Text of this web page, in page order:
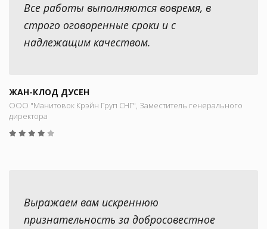
Все работы выполняются вовремя, в
строго оговоренные сроки и с
надлежащим качеством.
ЖАН-КЛОД ДУСЕН
ООО "Манитовок Крэйн Груп СНГ", Заместитель генерального
директора
Выражаем вам искреннюю
признательность за добросовестное